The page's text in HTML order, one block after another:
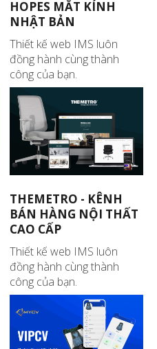
HOPES MẮT KÍNH
NHẬT BẢN
Thiết kế web IMS luôn
đồng hành cùng thành
công của bạn.
THEMETRO - KÊNH
BÁN HÀNG NỘI THẤT
CAO CẤP
Thiết kế web IMS luôn
đồng hành cùng thành
công của bạn.